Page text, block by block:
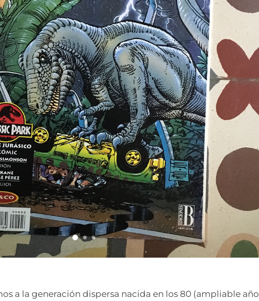
a la generación dispersa nacida en los 80 (ampliable año